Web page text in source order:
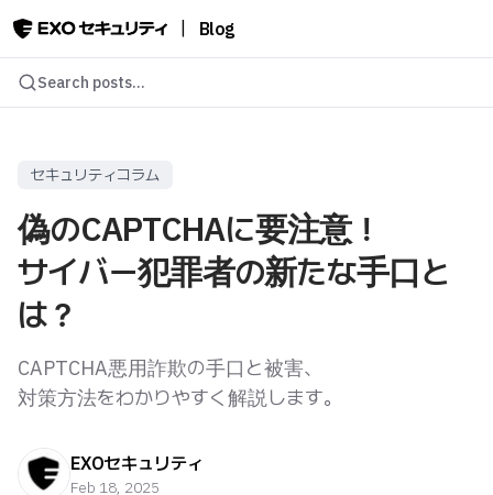
Blog
Search posts...
セキュリティコラム
偽のCAPTCHAに要注意！
サイバー犯罪者の新たな手口と
は？
CAPTCHA悪用詐欺の手口と被害、
対策方法をわかりやすく解説します。
EXOセキュリティ
Feb 18, 2025